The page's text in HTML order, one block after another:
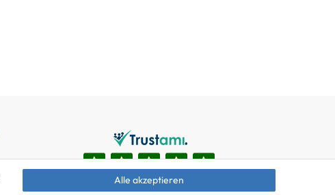
Alle akzeptieren